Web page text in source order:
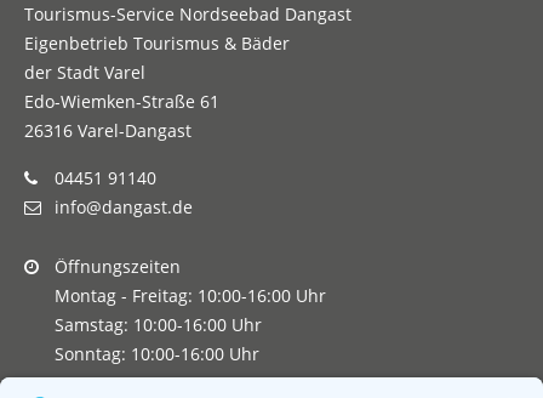
Tourismus-Service Nordseebad Dangast
Eigenbetrieb Tourismus & Bäder
der Stadt Varel
Edo-Wiemken-Straße 61
26316 Varel-Dangast
04451 91140
info@dangast.de
Öffnungszeiten
Montag - Freitag: 10:00-16:00 Uhr
Samstag: 10:00-16:00 Uhr
Sonntag: 10:00-16:00 Uhr